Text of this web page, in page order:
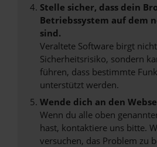
Stelle sicher, dass dein
Betriebssystem auf dem
sind.
Veraltete Software birgt
Sicherheitsrisiko, sondern
führen, dass bestimmte
unterstützt werden.
Wende dich an den
Wenn du alle oben
hast, kontaktiere uns bitte.
versuchen, das Problem zu